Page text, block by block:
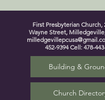
First Presbyterian Church,
Wayne Street,
452-9394Cell: 478-
Building &
Church